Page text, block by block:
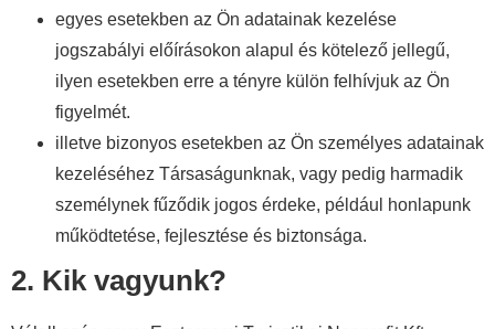
egyes esetekben az Ön adatainak kezelése
jogszabályi előírásokon alapul és kötelező jellegű,
ilyen esetekben erre a tényre külön felhívjuk az Ön
figyelmét.
illetve bizonyos esetekben az Ön személyes adatainak
kezeléséhez Társaságunknak, vagy pedig harmadik
személynek fűződik jogos érdeke, például honlapunk
működtetése, fejlesztése és biztonsága.
2. Kik vagyunk?